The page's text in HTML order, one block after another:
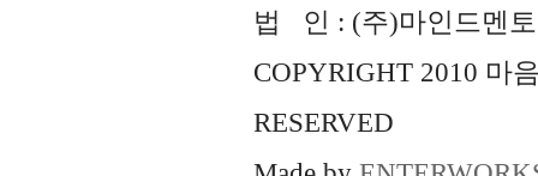
법 인 : (주)마인드멘토
COPYRIGHT 2010 마
RESERVED